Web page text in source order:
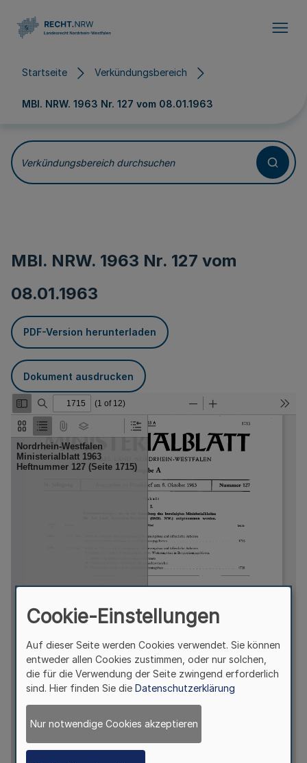
Startseite Verkündungsbereich
MBl. NRW. 1963 Nr. 127 vom 08.01.1963
Verkündungsbereich durchsuchen
MBl. NRW. 1963 Nr. 127 vom
08.01.1963
PDF-Version herunterladen
Dokument ausdrucken
Cookie-Einstellungen
Auf dieser Seite werden Cookies verwendet. Sie können
entweder allen Cookies zustimmen, oder nur solchen,
die für die Verwendung der Seite zwingend erforderlich
sind. Hier finden Sie die Datenschutzerklärung
Nur notwendige Cookies akzeptieren